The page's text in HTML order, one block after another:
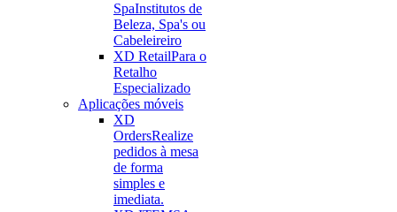
SpaInstitutos de
Beleza, Spa's ou
Cabeleireiro
XD RetailPara o
Retalho
Especializado
Aplicações móveis
XD
OrdersRealize
pedidos à mesa
de forma
simples e
imediata.